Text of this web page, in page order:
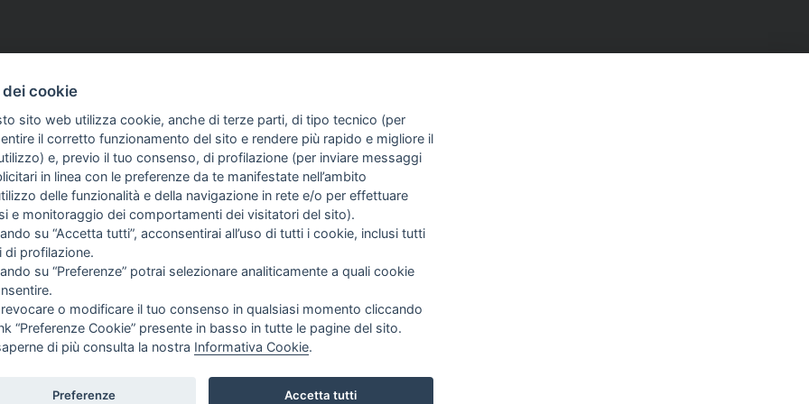
SULL'AZIENDA
SIAMO
GUIDA AGLI ACQUISTI
SPEDIZIONI E COSTI
PAGAMENTI
PROCEDURA DI ACQUISTO
PRIVACY
COOKIE POLICY
PREFERENZE COOKIE
dei cookie
sito web utilizza cookie, anche di terze parti, di tipo tecnico (per
il corretto funzionamento del sito e rendere più rapido e migliore il
e, previo il tuo consenso, di profilazione (per inviare messaggi
in linea con le preferenze da te manifestate nell’ambito
delle funzionalità e della navigazione in rete e/o per effettuare
e monitoraggio dei comportamenti dei visitatori del sito).
su “Accetta tutti”, acconsentirai all’uso di tutti i cookie, inclusi tutti
di profilazione.
su “Preferenze” potrai selezionare analiticamente a quali cookie
revocare o modificare il tuo consenso in qualsiasi momento cliccando
“Preferenze Cookie” presente in basso in tutte le pagine del sito.
di più consulta la nostra Informativa Cookie.
Preferenze Accetta tutti